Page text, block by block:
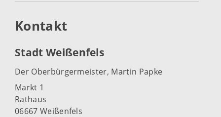
Kontakt
Stadt Weißenfels
Der Oberbürgermeister, Martin Papke
Markt 1
Rathaus
06667 Weißenfels